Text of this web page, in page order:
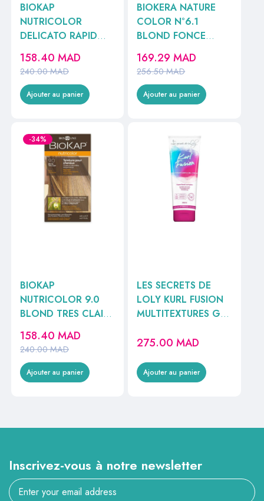
BIOKAP
NUTRICOLOR
DELICATO RAPID
N°5.0 CHATAIN
CLAIR NATUREL
140ML
240.00MAD
158.40 MAD
Ajouter au panier
BIOKERA NATURE
COLOR N°6.1
BLOND FONCE
CENDRE
256.50MAD
169.29MAD
Ajouter au panier
-34%
BIOKAP
NUTRICOLOR 9.0
BLOND TRES CLAIR
140ML
240.00MAD
158.40 MAD
Ajouter au panier
LES SECRETS DE
LOLY KURL FUSION
MULTITEXTURES GEL
275.00MAD
Ajouter au panier
Inscrivez-vous à notre newsletter